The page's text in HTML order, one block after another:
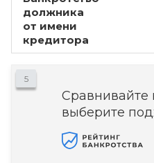
должника
от имени
кредитора
5
Сравнивайте
выберите